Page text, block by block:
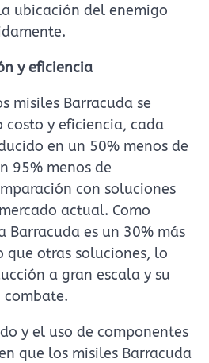
ubicación del enemigo
y eficiencia
misiles Barracuda se
costo y eficiencia, cada
en un 50% menos de
95% menos de
con soluciones
actual. Como
Barracuda es un 30% más
que otras soluciones, lo
a gran escala y su
y el uso de componentes
que los misiles Barracuda